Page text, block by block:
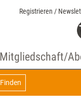
Registrieren /
Mitgliedschaft/
Finden